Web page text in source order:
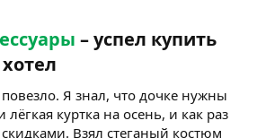
– успел купить
Я знал, что дочке нужны
куртка на осень, и как раз
Взял стеганый костюм